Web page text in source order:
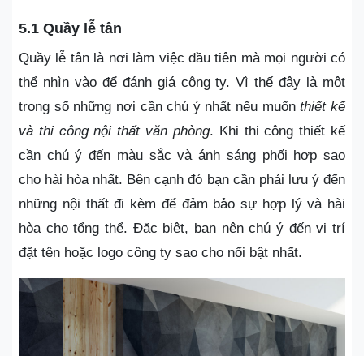
5.1 Quầy lễ tân
Quầy lễ tân là nơi làm việc đầu tiên mà mọi người có
thể nhìn vào để đánh giá công ty. Vì thế đây là một
trong số những nơi cần chú ý nhất nếu muốnthiết kế
và thi công nội thất văn phòng. Khi thi công thiết kế
cần chú ý đến màu sắc và ánh sáng phối hợp sao
cho hài hòa nhất. Bên cạnh đó bạn cần phải lưu ý đến
những nội thất đi kèm để đảm bảo sự hợp lý và hài
hòa cho tổng thể. Đặc biệt, bạn nên chú ý đến vị trí
đặt tên hoặc logo công ty sao cho nổi bật nhất.